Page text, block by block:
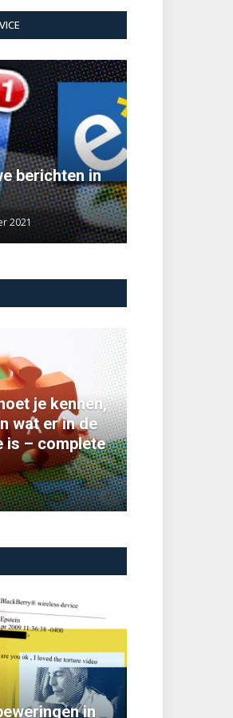
berichten in
2021
je kennen,
wat er in de
is – complete
in